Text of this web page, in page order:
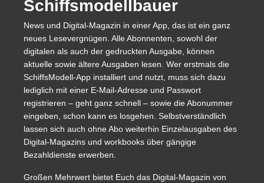
Schiffsmodellbauer
News und Digital-Magazin in einer App, das ist ein ganz
neues Lesevergnügen. Alle Abonnenten, sowohl der
digitalen als auch der gedruckten Ausgabe, können
aktuelle sowie ältere Ausgaben lesen. Wer erstmals die
SchiffsModell-App installiert und nutzt, muss sich dazu
lediglich mit einer E-Mail-Adresse und Passwort
registrieren – geht ganz schnell – sowie die Abonummer
eingeben, schon kann es losgehen. Selbstverständlich
lassen sich auch ohne Abo weiterhin Einzelausgaben des
Digital-Magazins und workbooks über gängige
Bezahldienste erwerben.
Großen Mehrwert bietet Euch das Digital-Magazin von